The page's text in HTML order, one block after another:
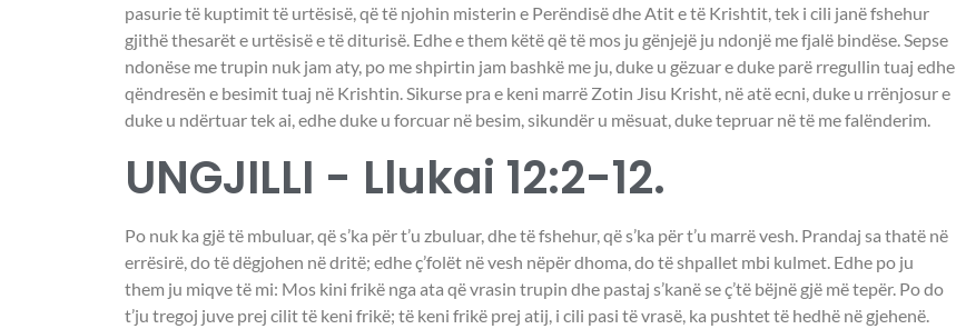
pasurie të kuptimit të urtësisë, që të njohin misterin e Perëndisë dhe Atit e të Krishtit, tek i cili janë fshehur
gjithë thesarët e urtësisë e të diturisë. Edhe e them këtë që të mos ju gënjejë ju ndonjë me fjalë bindëse. Sepse
ndonëse me trupin nuk jam aty, po me shpirtin jam bashkë me ju, duke u gëzuar e duke parë rregullin tuaj edhe
qëndresën e besimit tuaj në Krishtin. Sikurse pra e keni marrë Zotin Jisu Krisht, në atë ecni, duke u rrënjosur e
duke u ndërtuar tek ai, edhe duke u forcuar në besim, sikundër u mësuat, duke tepruar në të me falënderim.
UNGJILLI - Llukai 12:2-12.
Po nuk ka gjë të mbuluar, që s’ka për t’u zbuluar, dhe të fshehur, që s’ka për t’u marrë vesh. Prandaj sa thatë në
errësirë, do të dëgjohen në dritë; edhe ç’folët në vesh nëpër dhoma, do të shpallet mbi kulmet. Edhe po ju
them ju miqve të mi: Mos kini frikë nga ata që vrasin trupin dhe pastaj s’kanë se ç’të bëjnë gjë më tepër. Po do
t’ju tregoj juve prej cilit të keni frikë; të keni frikë prej atij, i cili pasi të vrasë, ka pushtet të hedhë në gjehenë.